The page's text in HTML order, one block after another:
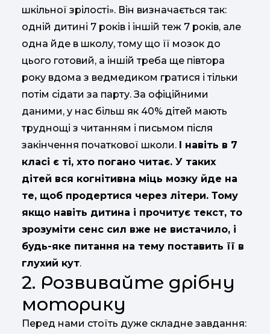
шкільної зрілості». Він визначається так:
одній дитині 7 років і іншій теж 7 років, але
одна йде в школу, тому що її мозок до
цього готовий, а іншій треба ще півтора
року вдома з ведмедиком гратися і тільки
потім сідати за парту. За офіційними
даними, у нас більш як 40% дітей мають
труднощі з читанням і письмом після
закінчення початкової школи.
І навіть в 7
класі є ті, хто погано читає. У таких
дітей вся когнітивна міць мозку йде на
те, щоб продертися через літери. Тому
якщо навіть дитина і прочитує текст, то
зрозуміти сенс сил вже не вистачило, і
будь-яке питання на тему поставить її в
глухий кут.
2. Розвивайте дрібну
моторику
Перед нами стоїть дуже складне завдання: